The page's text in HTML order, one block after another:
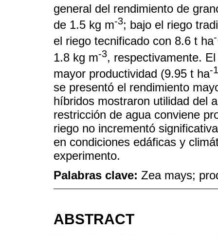
general del rendimiento de
de 1.5 kg m-3; bajo el riego
el riego tecnificado con 8.6 t ha
1.8 kg m-3, respectivamente.
mayor productividad (9.95 t ha-1
se presentó el rendimiento
híbridos mostraron utilidad del
restricción de agua conviene
riego no incrementó
en condiciones edáficas y
experimento.
Palabras clave: Zea mays;
ABSTRACT